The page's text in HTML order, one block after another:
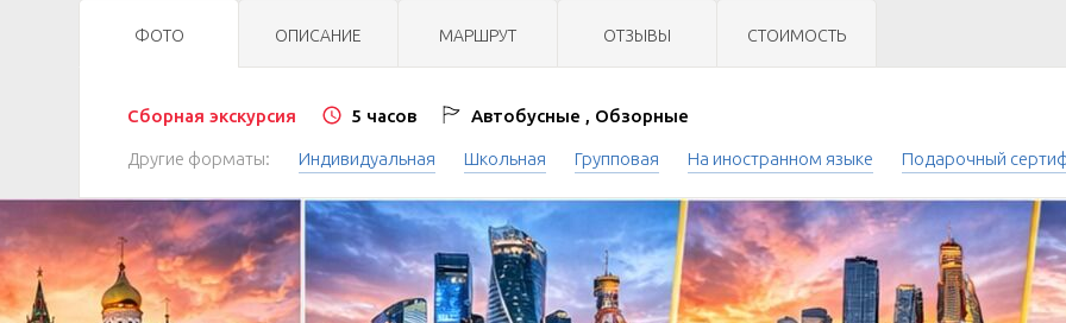
ФОТО ОПИСАНИЕ МАРШРУТ ОТЗЫВЫ СТОИМОСТЬ
Сборная экскурсия 5 часов Автобусные , Обзорные
Другие форматы: Индивидуальная Школьная Групповая На иностранном языке Подарочный